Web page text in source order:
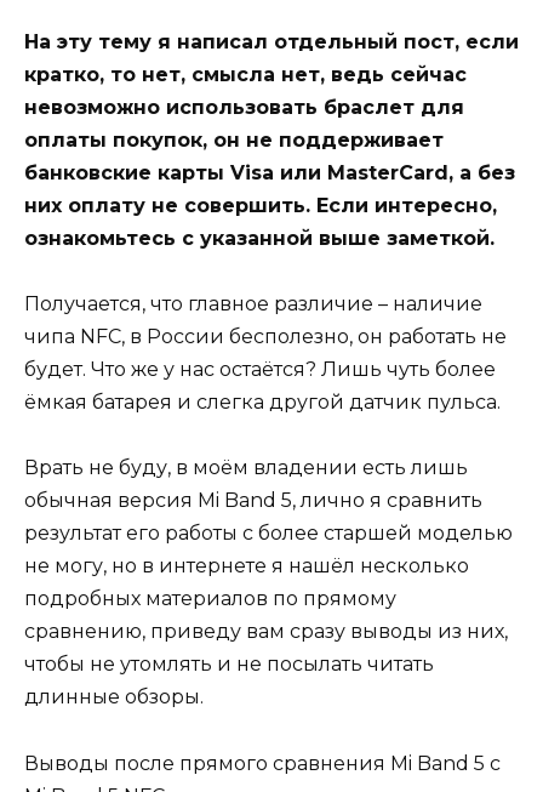
На эту тему я написал отдельный пост, если
кратко, то нет, смысла нет, ведь сейчас
невозможно использовать браслет для
оплаты покупок, он не поддерживает
банковские карты Visa или MasterCard, а без
них оплату не совершить. Если интересно,
ознакомьтесь с указанной выше заметкой.
Получается, что главное различие – наличие
чипа NFC, в России бесполезно, он работать не
будет. Что же у нас остаётся? Лишь чуть более
ёмкая батарея и слегка другой датчик пульса.
Врать не буду, в моём владении есть лишь
обычная версия Mi Band 5, лично я сравнить
результат его работы с более старшей моделью
не могу, но в интернете я нашёл несколько
подробных материалов по прямому
сравнению, приведу вам сразу выводы из них,
чтобы не утомлять и не посылать читать
длинные обзоры.
Выводы после прямого сравнения Mi Band 5 с